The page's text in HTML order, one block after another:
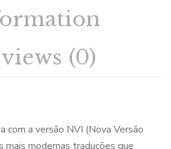
(0)
com a versão NVI (Nova Versão
mais modernas traduções que